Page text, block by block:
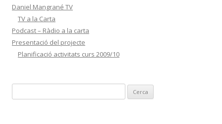
Daniel Mangrané TV
TV a la Carta
Podcast – Ràdio a la carta
Presentació del projecte
Planificació activitats curs 2009/10
e